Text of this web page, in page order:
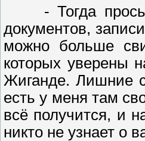
- Тогда
документов,
можно больше
которых уверены
Жиганде. Лишние
есть у меня там
всё получится, и
никто не узнает о